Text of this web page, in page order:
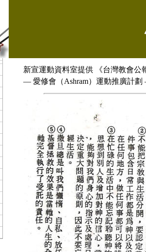
新宣運動資料室提供 《台灣教會公
— 愛修會（Ashram）運動推廣計